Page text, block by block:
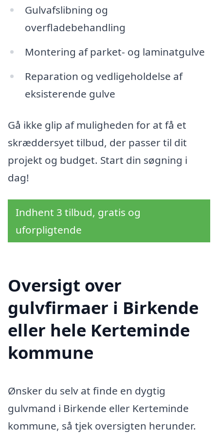
Gulvafslibning og
overfladebehandling
Montering af parket- og laminatgulve
Reparation og vedligeholdelse af
eksisterende gulve
Gå ikke glip af muligheden for at få et
skræddersyet tilbud, der passer til dit
projekt og budget. Start din søgning i
dag!
Indhent 3 tilbud, gratis og
uforpligtende
Oversigt over
gulvfirmaer i Birkende
eller hele Kerteminde
kommune
Ønsker du selv at finde en dygtig
gulvmand i Birkende eller Kerteminde
kommune, så tjek oversigten herunder.